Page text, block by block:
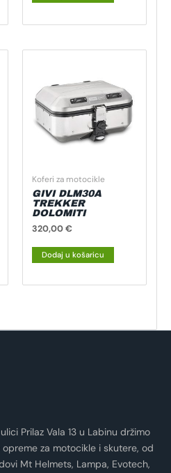
Koferi za motocikle
GIVI DLM30A
TREKKER
DOLOMITI
320,00€
Dodaj u košaricu
Prilaz Vala 13 u Labinu držimo
za motocikle i skutere, od
Mt Helmets, Lampa, Evotech,